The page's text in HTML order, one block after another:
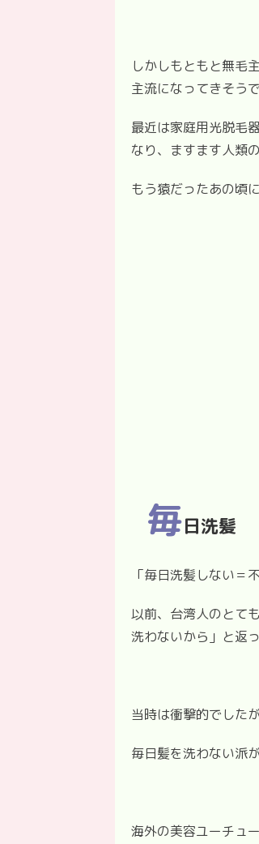
しかしもともと無毛
主流になってきそうで
最近は家庭用光脱毛
なり、ますます人類
もう猿だったあの頃
毎日洗髪
「毎日洗髪しない＝
以前、台湾人のとて
洗わないから」と返
当時は衝撃的でしたが
毎日髪を洗わない派
海外の美容ユーチュ